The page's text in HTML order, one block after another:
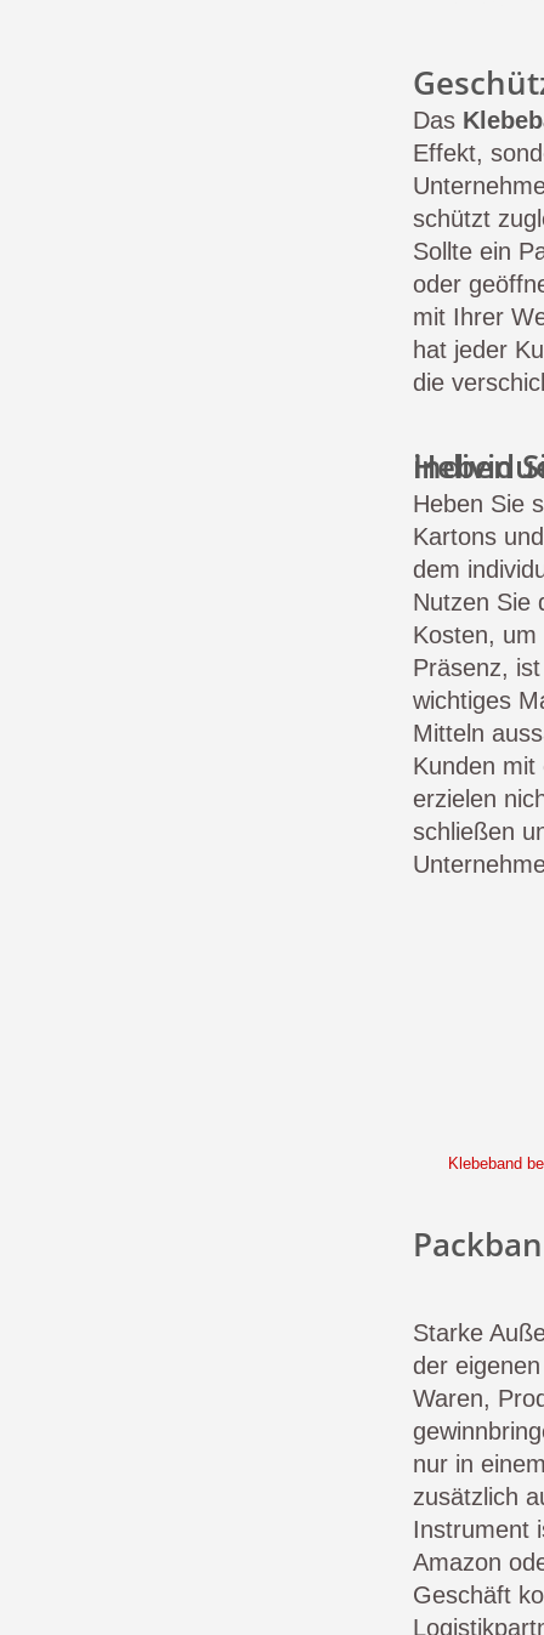
Das
Effekt,
schützt
Sollte ein
oder
mit Ihrer
hat jeder
die
Heben Sie sich ab und präsentieren Sie
Heben Sie
Kartons
dem
Nutzen Sie
Kosten,
Präsenz,
wichtiges
Mitteln
Kunden
erzielen
schließen
Klebeband
Starke
der
Waren,
nur in
zusätzlich
Instrument
Amazon
Geschäft